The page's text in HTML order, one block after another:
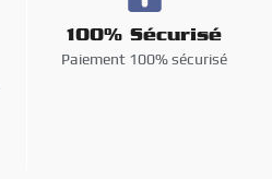
100% Sécurisé
Paiement 100% sécurisé